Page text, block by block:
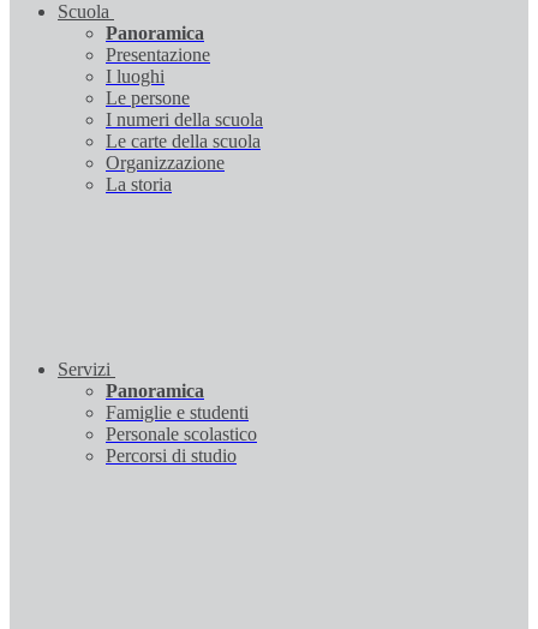
Scuola
Panoramica
Presentazione
I luoghi
Le persone
I numeri della scuola
Le carte della scuola
Organizzazione
La storia
Servizi
Panoramica
Famiglie e studenti
Personale scolastico
Percorsi di studio